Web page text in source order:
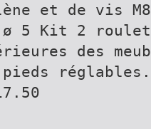
et de vis
5 Kit 2
des
pieds